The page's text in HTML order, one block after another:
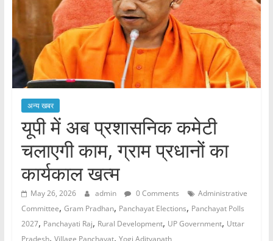
अन्य खबर
यूपी में अब प्रशासनिक कमेटी
चलाएगी काम, ग्राम प्रधानों का
कार्यकाल खत्म
May 26, 2026 admin 0 Comments
Administrative
Committee, Gram Pradhan, Panchayat Elections, Panchayat Polls
2027, Panchayati Raj, Rural Development, UP Government, Uttar
Pradesh, Village Panchayat, Yogi Adityanath